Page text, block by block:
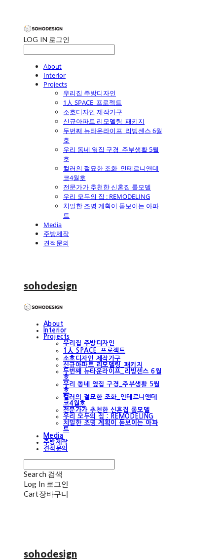
LOG IN 로그인
About
Interior
Projects
우리집 주방디자인
1人 SPACE_프로젝트
소호디자인 제작가구
신규아파트 리모델링_패키지
두번째 뉴타운라이프_리빙센스 6월
호
우리 동네 옆집 구경_주부생활 5월
호
컬러의 절묘한 조화_인테르니앤데
코4월호
전문가가 추천한 신혼집 롤모델
우리 모두의 집 : REMODELING
치밀한 조명 계획이 돋보이는 아파
트
Media
주방제작
견적문의
sohodesign
About
Interior
Projects
우리집 주방디자인
1人 SPACE_프로젝트
소호디자인 제작가구
신규아파트 리모델링_패키지
두번째 뉴타운라이프_리빙센스 6월
호
우리 동네 옆집 구경_주부생활 5월
호
컬러의 절묘한 조화_인테르니앤데
코4월호
전문가가 추천한 신혼집 롤모델
우리 모두의 집 : REMODELING
치밀한 조명 계획이 돋보이는 아파
트
Media
주방제작
견적문의
Search 검색
Log In 로그인
Cart장바구니
sohodesign